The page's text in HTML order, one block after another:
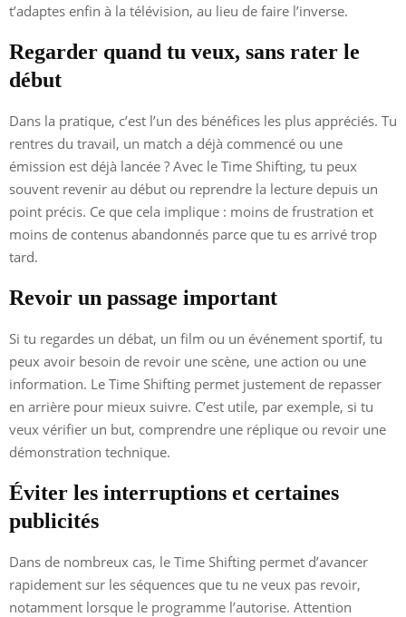
t’adaptes enfin à la télévision, au lieu de faire l’inverse.
Regarder quand tu veux, sans rater le
début
Dans la pratique, c’est l’un des bénéfices les plus appréciés. Tu
rentres du travail, un match a déjà commencé ou une
émission est déjà lancée ? Avec le Time Shifting, tu peux
souvent revenir au début ou reprendre la lecture depuis un
point précis. Ce que cela implique : moins de frustration et
moins de contenus abandonnés parce que tu es arrivé trop
tard.
Revoir un passage important
Si tu regardes un débat, un film ou un événement sportif, tu
peux avoir besoin de revoir une scène, une action ou une
information. Le Time Shifting permet justement de repasser
en arrière pour mieux suivre. C’est utile, par exemple, si tu
veux vérifier un but, comprendre une réplique ou revoir une
démonstration technique.
Éviter les interruptions et certaines
publicités
Dans de nombreux cas, le Time Shifting permet d’avancer
rapidement sur les séquences que tu ne veux pas revoir,
notamment lorsque le programme l’autorise. Attention